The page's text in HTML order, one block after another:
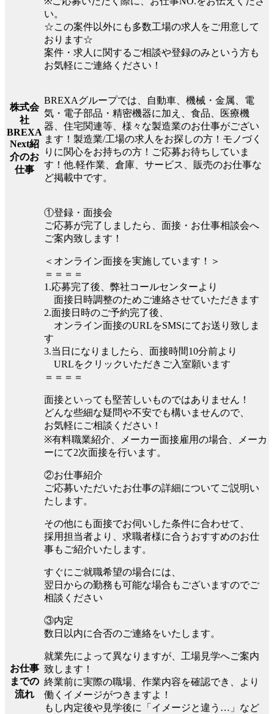
い。
☆この案件以外にも多数工場の求人をご用意して
おります☆
案件・求人に関するご相談や登録のみという方も
お気軽にご連絡ください！
株式会
社
BREXA
Next紹
介のお
仕事
BREXAグループでは、自動車、機械・金属、電
気・電子部品・精密機器に加え、食品、医療機
器、住宅関連等、様々な製造業のお仕事がござい
ます！製造業/工場の求人をお探しの方！モノづく
りに関心をお持ちの方！ご応募お待ちしていま
す！他.軽作業、倉庫、サービス、販売のお仕事な
ど掲載中です。
お仕事
までの
流れ
①登録・面接会
ご応募が完了しましたら、面接・お仕事相談会へ
ご案内致します！
＜オンライン面接を実施しています！＞
＝＝＝＝
1.応募完了後、弊社コールセンターより
面接日時調整のためご連絡させていただきます
2.面接日時のご予約完了後、
オンライン面接のURLをSMSにてお送り致しま
す
3.当日になりましたら、面接時間10分前より
URLをクリックいただきご入室願います
＝＝＝＝
面接といっても堅苦しいものではありません！
どんな些細な疑問や不安でも構いませんので、
お気軽にご相談ください！
※有料職業紹介、メーカー面接雇用の場合、メーカ
ーにて2次面接を行います。
②お仕事紹介
ご応募いただいたお仕事の詳細についてご説明い
たします。
その他にも面接でお伺いした条件に合わせて、
採用担当者より、求職者様に合うおすすめのお仕
事もご紹介いたします。
すぐにご就職希望の場合には、
翌日からの勤務も可能な場合もございますのでご
相談ください
③内定
数日以内に合否のご連絡をいたします。
就業先によって異なりますが、工場見学へご案内
致します！
終業前に実際の職場、作業内容を確認でき、より
働くイメージがつきますよ！
もし内定後や見学後に「イメージと違う…」など